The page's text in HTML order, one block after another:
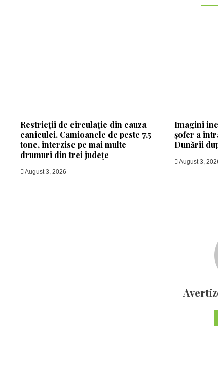
Restricții de circulație din cauza
caniculei. Camioanele de peste 7,5
tone, interzise pe mai multe
drumuri din trei județe
August 3, 2026
Imagini
șofer a
Dunării
August 3,